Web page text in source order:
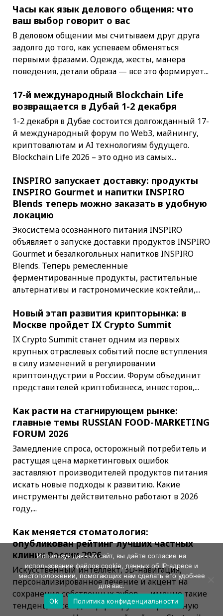
Часы как язык делового общения: что
ваш выбор говорит о вас
В деловом общении мы считываем друг друга
задолго до того, как успеваем обменяться
первыми фразами. Одежда, жесты, манера
поведения, детали образа — все это формирует...
17-й международный Blockchain Life
возвращается в Дубай 1-2 декабря
1-2 декабря в Дубае состоится долгожданный 17-
й международный форум по Web3, майнингу,
криптовалютам и AI технологиям будущего.
Blockchain Life 2026 – это одно из самых...
INSPIRO запускает доставку: продукты
INSPIRO Gourmet и напитки INSPIRO
Blends теперь можно заказать в удобную
локацию
Экосистема осознанного питания INSPIRO
объявляет о запуске доставки продуктов INSPIRO
Gourmet и безалкогольных напитков INSPIRO
Blends. Теперь ремесленные
ферментированные продукты, растительные
альтернативы и гастрономические коктейли,...
Новый этап развития крипторынка: в
Москве пройдет IX Crypto Summit
IX Crypto Summit станет одним из первых
крупных отраслевых событий после вступления
в силу изменений в регулировании
криптоиндустрии в России. Форум объединит
представителей криптобизнеса, инвесторов,...
Как расти на стагнирующем рынке:
главные темы RUSSIAN FOOD-MARKETING
FORUM 2026
Замедление спроса, осторожный потребитель и
растущая цена маркетинговых ошибок
заставляют производителей продуктов питания
искать новые подходы к развитию. Какие
инструменты действительно работают в 2026
году,...
Как меняется стоматология:
опубликован рейтинг лучших частных
клиник России 2026
Искусственный интеллект, 3D-навигация,
персонализированное лечение и акцент на
сохранение собственных зубов — именно такие
тенденции сегодня формируют современную
Используя данный сайт, вы даёте согласие на
использование файлов cookie, данных об IP-адресе и
местоположении, помогающих нам сделать его удобнее
для вас.
Ok
Политика конфиденциальности